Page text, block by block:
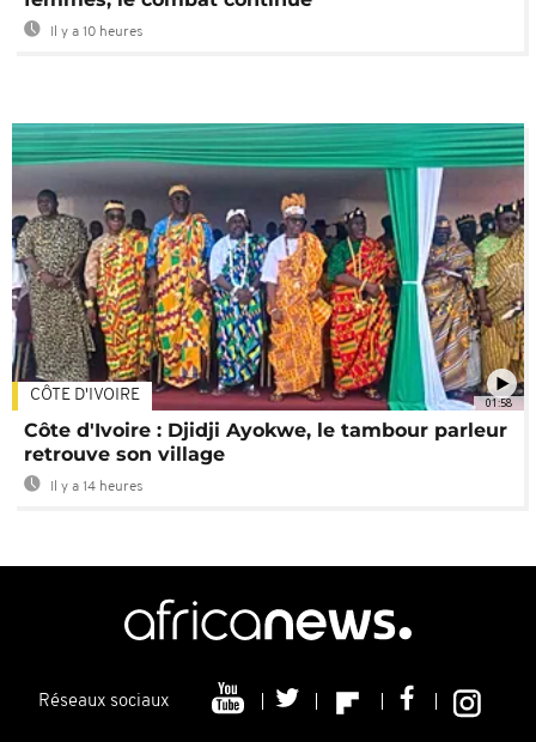
Il y a 10 heures
01:58
CÔTE D'IVOIRE
Côte d'Ivoire : Djidji Ayokwe, le tambour parleur
retrouve son village
Il y a 14 heures
Réseaux sociaux